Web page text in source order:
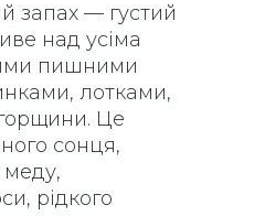
запах — густий
над усіма
пишними
лотками,
Це
сонця,
меду,
рідкого